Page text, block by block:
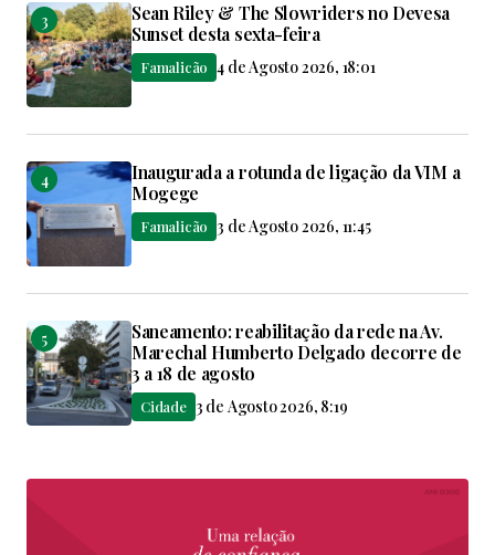
Sean Riley & The Slowriders no Devesa
Sunset desta sexta-feira
Famalicão 4 de Agosto 2026, 18:01
Inaugurada a rotunda de ligação da VIM a
Mogege
Famalicão 3 de Agosto 2026, 11:45
Saneamento: reabilitação da rede na Av.
Marechal Humberto Delgado decorre de
3 a 18 de agosto
Cidade 3 de Agosto 2026, 8:19